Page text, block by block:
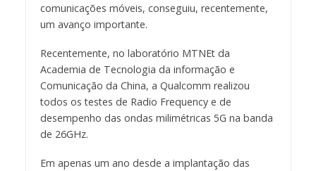
comunicações móveis, conseguiu, recentemente,
um avanço importante.
Recentemente, no laboratório MTNEt da
Academia de Tecnologia da informação e
Comunicação da China, a Qualcomm realizou
todos os testes de Radio Frequency e de
desempenho das ondas milimétricas 5G na banda
de 26GHz.
Em apenas um ano desde a implantação das